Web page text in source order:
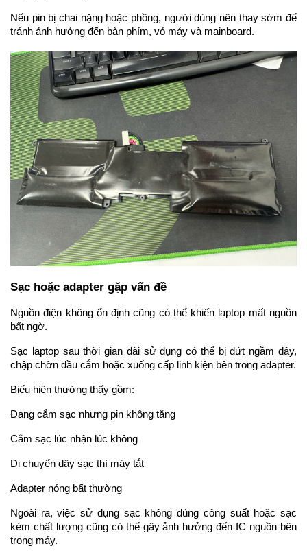
Nếu pin bị chai nặng hoặc phồng, người dùng nên thay sớm để
tránh ảnh hưởng đến bàn phím, vỏ máy và mainboard.
Sạc hoặc adapter gặp vấn đề
Nguồn điện không ổn định cũng có thể khiến laptop mất nguồn
bất ngờ.
Sạc laptop sau thời gian dài sử dụng có thể bị đứt ngầm dây,
chập chờn đầu cắm hoặc xuống cấp linh kiện bên trong adapter.
Biểu hiện thường thấy gồm:
Đang cắm sạc nhưng pin không tăng
Cắm sạc lúc nhận lúc không
Di chuyển dây sạc thì máy tắt
Adapter nóng bất thường
Ngoài ra, việc sử dụng sạc không đúng công suất hoặc sạc
kém chất lượng cũng có thể gây ảnh hưởng đến IC nguồn bên
trong máy.